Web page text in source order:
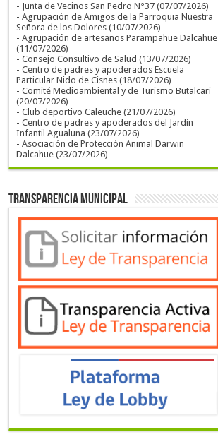
- Junta de Vecinos San Pedro N°37 (07/07/2026)
- Agrupación de Amigos de la Parroquia Nuestra
Señora de los Dolores (10/07/2026)
- Agrupación de artesanos Parampahue Dalcahue
(11/07/2026)
- Consejo Consultivo de Salud (13/07/2026)
- Centro de padres y apoderados Escuela
Particular Nido de Cisnes (18/07/2026)
- Comité Medioambiental y de Turismo Butalcari
(20/07/2026)
- Club deportivo Caleuche (21/07/2026)
- Centro de padres y apoderados del Jardín
Infantil Agualuna (23/07/2026)
- Asociación de Protección Animal Darwin
Dalcahue (23/07/2026)
Transparencia Municipal